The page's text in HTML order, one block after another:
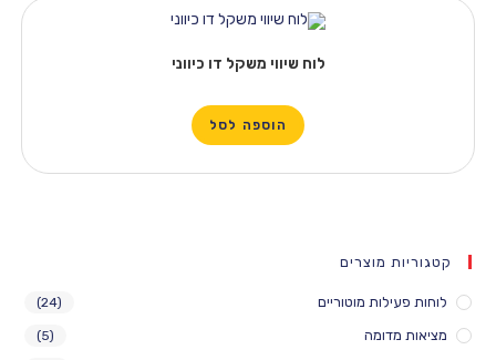
לוח שיווי משקל דו כיווני
הוספה לסל
קטגוריות מוצרים
לוחות פעילות מוטוריים (24)
מציאות מדומה (5)